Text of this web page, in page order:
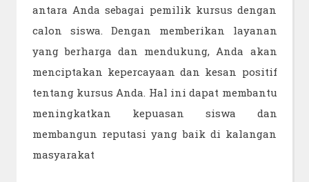
antara Anda sebagai pemilik kursus dengan
calon siswa. Dengan memberikan layanan
yang berharga dan mendukung, Anda akan
menciptakan kepercayaan dan kesan positif
tentang kursus Anda. Hal ini dapat membantu
meningkatkan kepuasan siswa dan
membangun reputasi yang baik di kalangan
masyarakat